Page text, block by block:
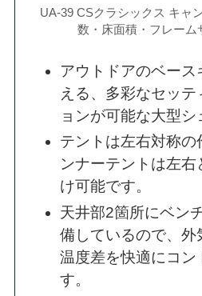
UA-39 CSクラシックス キャ
数・床面積・フレーム
アウトドアのベー
える、多彩なセッ
ョンが可能な大型シ
テントは左右対称の
ンナーテントは左
け可能です。
天井部2箇所にベン
備しているので、
温度差を快適にコン
す。